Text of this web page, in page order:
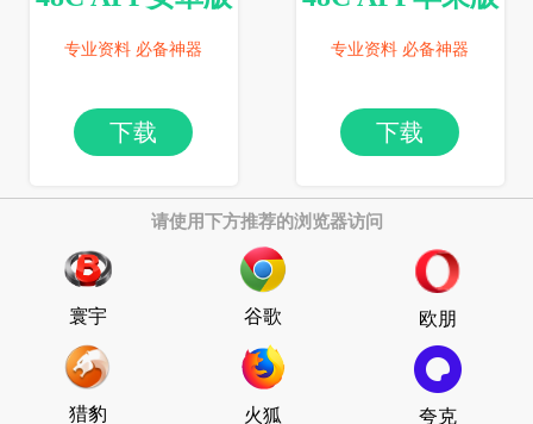
专业资料 必备神器
下载
专业资料 必备神器
下载
请使用下方推荐的浏览器访问
寰宇 谷歌 欧朋
猎豹 火狐 夸克